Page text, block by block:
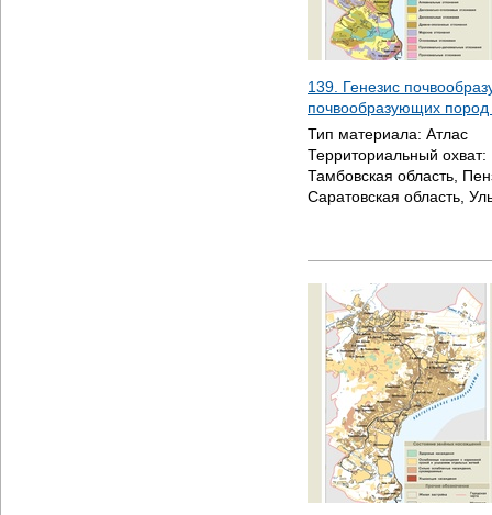
139. Генезис
почвообразующих
Тип материала: Атлас
Территориальный охват:
Тамбовская область,
Саратовская область,